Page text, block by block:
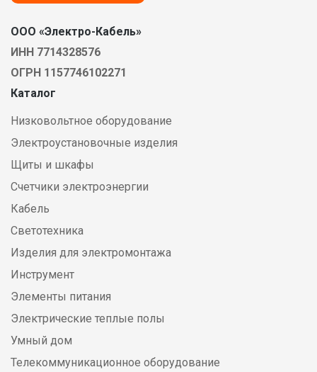
ООО «Электро-Кабель»
ИНН 7714328576
ОГРН 1157746102271
Каталог
Низковольтное оборудование
Электроустановочные изделия
Щиты и шкафы
Счетчики электроэнергии
Кабель
Светотехника
Изделия для электромонтажа
Инструмент
Элементы питания
Электрические теплые полы
Умный дом
Телекоммуникационное оборудование